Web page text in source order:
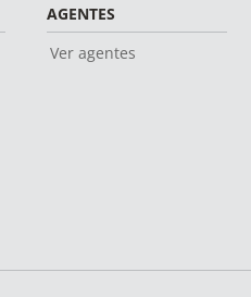
AGENTES
Ver agentes